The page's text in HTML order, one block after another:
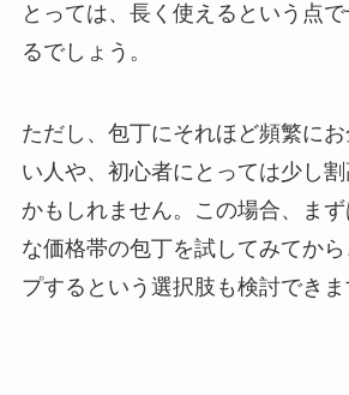
とっては、長く使えるという点
るでしょう。
ただし、包丁にそれほど頻繁に
い人や、初心者にとっては少し
かもしれません。この場合、ま
な価格帯の包丁を試してみてか
プするという選択肢も検討できま